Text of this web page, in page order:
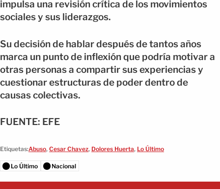
impulsa una revisión crítica de los movimientos
sociales y sus liderazgos.
Su decisión de hablar después de tantos años
marca un punto de inflexión que podría motivar a
otras personas a compartir sus experiencias y
cuestionar estructuras de poder dentro de
causas colectivas.
FUENTE: EFE
Etiquetas:Abuso, Cesar Chavez, Dolores Huerta, Lo Último
Lo Último Nacional